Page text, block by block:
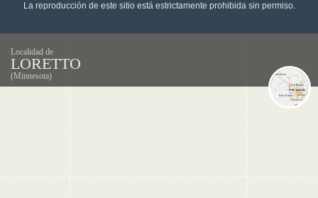
La reproducción de este sitio está estrictamente prohibida sin permiso.
Localidad de
LORETTO
(Minnesota)